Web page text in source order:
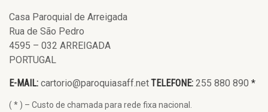
Casa Paroquial de Arreigada
Rua de São Pedro
4595 – 032 ARREIGADA
PORTUGAL
E-MAIL: cartorio@paroquiasaff.netTELEFONE: 255 880 890 *
( * ) – Custo de chamada para rede fixa nacional.